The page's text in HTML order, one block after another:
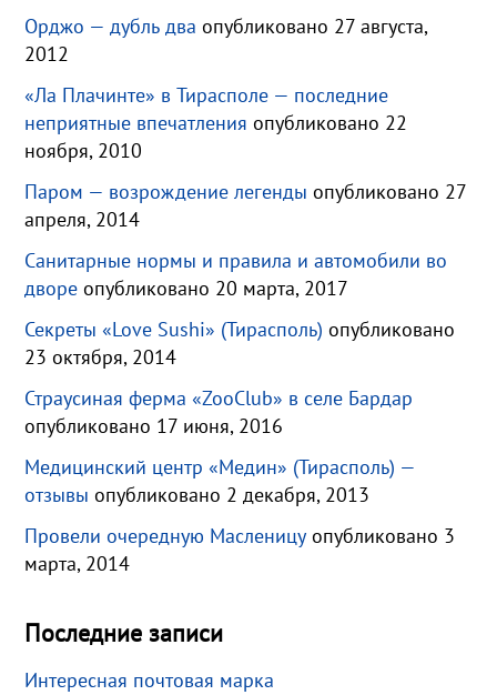
Орджо — дубль два опубликовано 27 августа,
2012
«Ла Плачинте» в Тирасполе — последние
неприятные впечатления опубликовано 22
ноября, 2010
Паром — возрождение легенды опубликовано 27
апреля, 2014
Санитарные нормы и правила и автомобили во
дворе опубликовано 20 марта, 2017
Секреты «Love Sushi» (Тирасполь) опубликовано
23 октября, 2014
Страусиная ферма «ZooClub» в селе Бардар
опубликовано 17 июня, 2016
Медицинский центр «Медин» (Тирасполь) —
отзывы опубликовано 2 декабря, 2013
Провели очередную Масленицу опубликовано 3
марта, 2014
Последние записи
Интересная почтовая марка